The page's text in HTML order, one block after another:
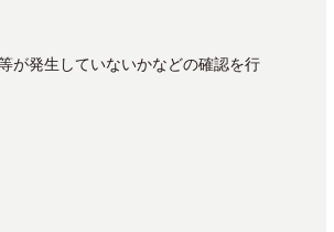
が発生していないかなどの確認を行